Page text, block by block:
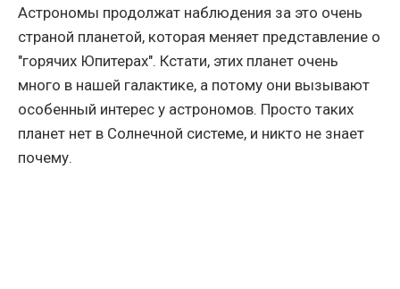
Астрономы продолжат наблюдения за это очень
страной планетой, которая меняет представление о
"горячих Юпитерах". Кстати, этих планет очень
много в нашей галактике, а потому они вызывают
особенный интерес у астрономов. Просто таких
планет нет в Солнечной системе, и никто не знает
почему.